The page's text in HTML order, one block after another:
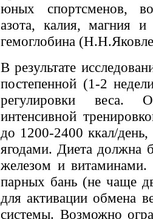
юных спортсменов,
азота, калия, магния и
гемоглобина
В результате
постепенной (1-2
регулировки веса.
интенсивной
до 1200-2400 ккал/
ягодами. Диета должна
железом и
парных бань (не чаще
для активации обмена
системы. Возможно